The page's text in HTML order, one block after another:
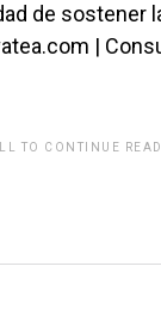
de sostener
|
TO CONTINUE